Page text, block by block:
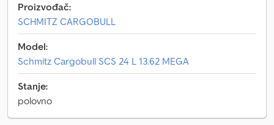
Proizvođač:
SCHMITZ CARGOBULL
Model:
Schmitz Cargobull SCS 24 L 13.62 MEGA
Stanje:
polovno